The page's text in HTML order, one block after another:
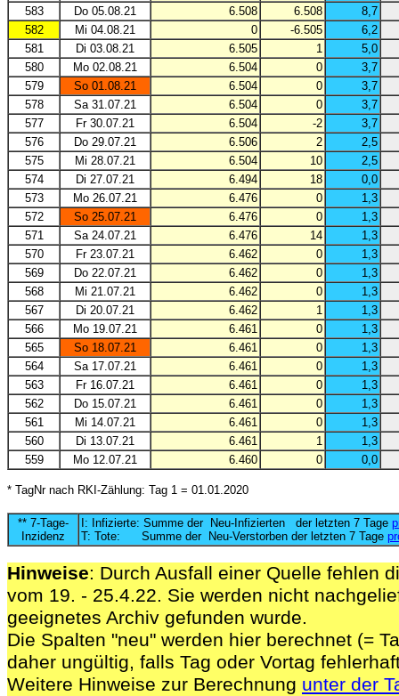
583
Do 05.08.21 6.508 6.508
8,7
582
Mi 04.08.21 0 -6.505
6,2
581
Di 03.08.21 6.505 1
5,0
580
Mo 02.08.21 6.504 0
3,7
579
So 01.08.21 6.504 0
3,7
578
Sa 31.07.21 6.504 0
3,7
577
Fr 30.07.21 6.504 -2
3,7
576
Do 29.07.21 6.506 2
2,5
575
Mi 28.07.21 6.504 10
2,5
574
Di 27.07.21 6.494 18
0,0
573
Mo 26.07.21 6.476 0
1,3
572
So 25.07.21 6.476 0
1,3
571
Sa 24.07.21 6.476 14
1,3
570
Fr 23.07.21 6.462 0
1,3
569
Do 22.07.21 6.462 0
1,3
568
Mi 21.07.21 6.462 0
1,3
567
Di 20.07.21 6.462 1
1,3
566
Mo 19.07.21 6.461 0
1,3
565
So 18.07.21 6.461 0
1,3
564
Sa 17.07.21 6.461 0
1,3
563
Fr 16.07.21 6.461 0
1,3
562
Do 15.07.21 6.461 0
1,3
561
Mi 14.07.21 6.461 0
1,3
560
Di 13.07.21 6.461 1
1,3
559
Mo 12.07.21 6.460 0 0,0
* TagNr nach RKI-Zählung: Tag 1 = 01.01.2020
** 7-Tage-
Inzidenz
I: Infizierte: Summe der Neu-Infizierten der letzten 7 Tage
T: Tote: Summe der Neu-Verstorben der letzten 7 Tage
Hinweise: Durch Ausfall einer Quelle fehlen
vom 19. - 25.4.22. Sie werden nicht
geeignetes Archiv gefunden wurde.
Die Spalten "neu" werden hier berechnet (=
daher ungültig, falls Tag oder Vortag
Weitere Hinweise zur Berechnung unter der